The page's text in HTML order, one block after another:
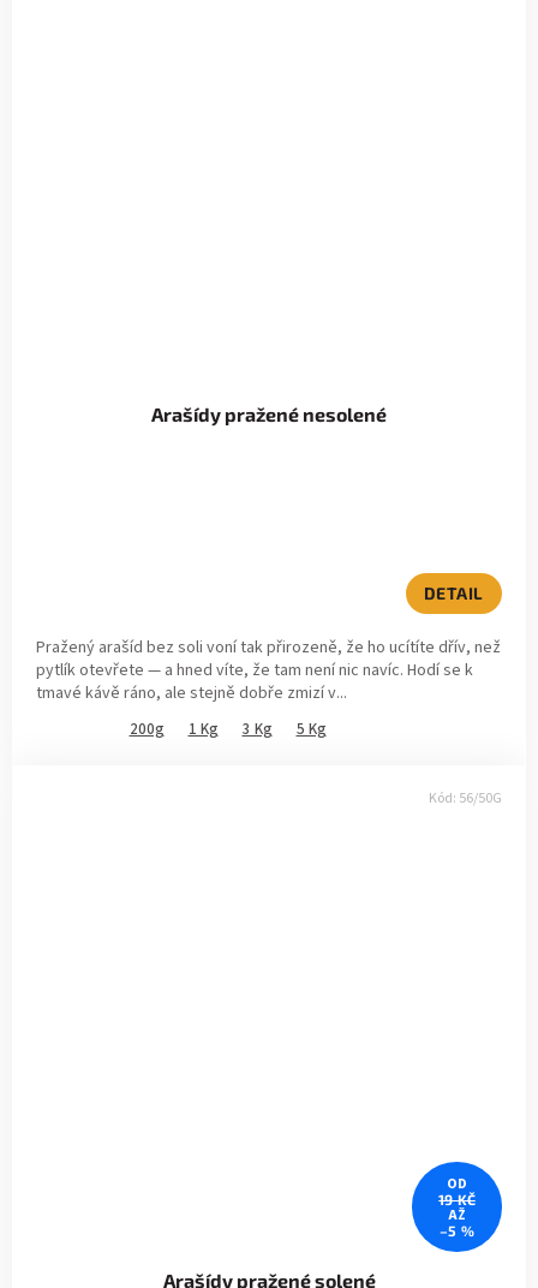
Arašídy pražené nesolené
DETAIL
Pražený arašíd bez soli voní tak přirozeně, že ho ucítíte dřív, než
pytlík otevřete — a hned víte, že tam není nic navíc. Hodí se k
tmavé kávě ráno, ale stejně dobře zmizí v...
200g 1 Kg 3 Kg 5 Kg
OD
19 KČ
AŽ
–5 %
Arašídy pražené solené
Kód: 56/50G